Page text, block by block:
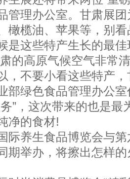
管理办公室。甘肃展
橄榄油、苹果等，别
是这些特产生长的最
的高原气候空气非常
，不要小看这些特产
部绿色食品管理办公
”，这次带来的也是
净的食材!
养生食品博览会与第
期举办，将擦出怎样